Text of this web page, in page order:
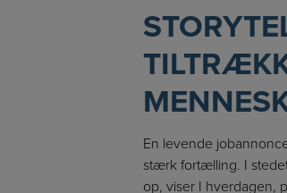
En levende
stærk fortælling. I
op, viser I hverdagen,